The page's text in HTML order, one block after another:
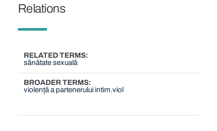
Relations
RELATED TERMS
sănătate sexuală
BROADER TERMS
violență a partenerului intim viol